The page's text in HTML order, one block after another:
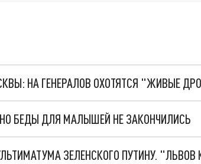
НА ГЕНЕРАЛОВ ОХОТЯТСЯ "ЖИВЫЕ
БЕДЫ ДЛЯ МАЛЫШЕЙ НЕ ЗАКОНЧИЛИСЬ